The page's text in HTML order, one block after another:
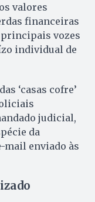
valores
financeiras
principais vozes
individual de
‘casas cofre’
judicial,
da
mail enviado às